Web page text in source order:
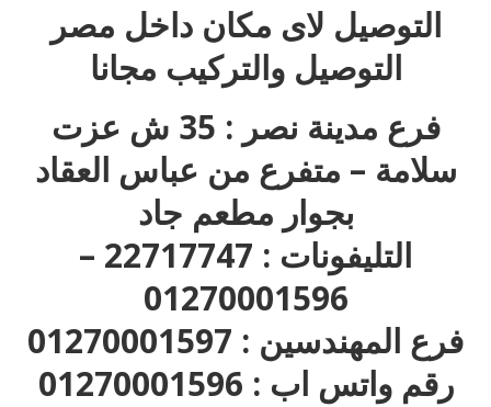
التوصيل لاى مكان داخل مصر
التوصيل والتركيب مجانا
فرع مدينة نصر : 35 ش عزت
سلامة – متفرع من عباس العقاد
بجوار مطعم جاد
التليفونات : 22717747 –
01270001596
فرع المهندسين : 01270001597
رقم واتس اب : 01270001596